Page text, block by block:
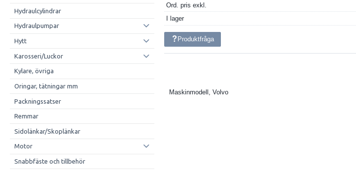
Hydraulcylindrar
Hydraulpumpar
Hytt
Karosseri/Luckor
Kylare, övriga
Oringar, tätningar mm
Packningssatser
Remmar
Sidolänkar/Skoplänkar
Motor
Snabbfäste och tillbehör
Ord. pris exkl.
I lager
Produktfråga
Maskinmodell, Volvo